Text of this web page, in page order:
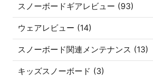
スノーボードギアレビュー (93)
ウェアレビュー (14)
スノーボード関連メンテナンス (13)
キッズスノーボード (3)